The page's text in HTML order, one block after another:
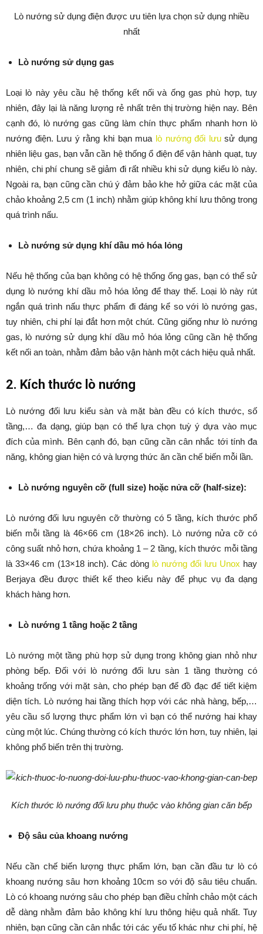
Lò nướng sử dụng điện được ưu tiên lựa chọn sử dụng nhiều
nhất
Lò nướng sử dụng gas
Loại lò này yêu cầu hệ thống kết nối và ống gas phù hợp, tuy
nhiên, đây lại là năng lượng rẻ nhất trên thị trường hiện nay. Bên
cạnh đó, lò nướng gas cũng làm chín thực phẩm nhanh hơn lò
nướng điện. Lưu ý rằng khi bạn mua lò nướng đối lưusử dụng
nhiên liệu gas, bạn vẫn cần hệ thống ổ điện để vận hành quạt, tuy
nhiên, chi phí chung sẽ giảm đi rất nhiều khi sử dụng kiểu lò này.
Ngoài ra, bạn cũng cần chú ý đảm bảo khe hở giữa các mặt của
chảo khoảng 2,5 cm (1 inch) nhằm giúp không khí lưu thông trong
quá trình nấu.
Lò nướng sử dụng khí dầu mỏ hóa lỏng
Nếu hệ thống của bạn không có hệ thống ống gas, bạn có thể sử
dụng lò nướng khí dầu mỏ hóa lỏng để thay thế. Loại lò này rút
ngắn quá trình nấu thực phẩm đi đáng kể so với lò nướng gas,
tuy nhiên, chi phí lại đắt hơn một chút. Cũng giống như lò nướng
gas, lò nướng sử dụng khí dầu mỏ hóa lỏng cũng cần hệ thống
kết nối an toàn, nhằm đảm bảo vận hành một cách hiệu quả nhất.
2. Kích thước lò nướng
Lò nướng đối lưu kiểu sàn và mặt bàn đều có kích thước, số
tầng,… đa dạng, giúp bạn có thể lựa chọn tuỳ ý dựa vào mục
đích của mình. Bên cạnh đó, bạn cũng cần cân nhắc tới tính đa
năng, không gian hiện có và lượng thức ăn cần chế biến mỗi lần.
Lò nướng nguyên cỡ (full size) hoặc nửa cỡ (half-size):
Lò nướng đối lưu nguyên cỡ thường có 5 tầng, kích thước phổ
biến mỗi tầng là 46×66 cm (18×26 inch). Lò nướng nửa cỡ có
công suất nhỏ hơn, chứa khoảng 1 – 2 tầng, kích thước mỗi tầng
là 33×46 cm (13×18 inch). Các dòng lò nướng đối lưu Unox hay
Berjaya đều được thiết kế theo kiểu này để phục vụ đa dạng
khách hàng hơn.
Lò nướng 1 tầng hoặc 2 tầng
Lò nướng một tầng phù hợp sử dụng trong không gian nhỏ như
phòng bếp. Đối với lò nướng đối lưu sàn 1 tầng thường có
khoảng trống với mặt sàn, cho phép bạn để đồ đạc để tiết kiệm
diện tích. Lò nướng hai tầng thích hợp với các nhà hàng, bếp,…
yêu cầu số lượng thực phẩm lớn vì bạn có thể nướng hai khay
cùng một lúc. Chúng thường có kích thước lớn hơn, tuy nhiên, lại
không phổ biến trên thị trường.
Kích thước lò nướng đối lưu phụ thuộc vào không gian căn bếp
Độ sâu của khoang nướng
Nếu cần chế biến lượng thực phẩm lớn, bạn cần đầu tư lò có
khoang nướng sâu hơn khoảng 10cm so với độ sâu tiêu chuẩn.
Lò có khoang nướng sâu cho phép bạn điều chỉnh chảo một cách
dễ dàng nhằm đảm bảo không khí lưu thông hiệu quả nhất. Tuy
nhiên, bạn cũng cần cân nhắc tới các yếu tố khác như chi phí, hệ